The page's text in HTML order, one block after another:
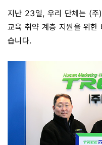
지난 23일, 우리 단체는 (주
교육 취약 계층 지원을 위한
습니다.